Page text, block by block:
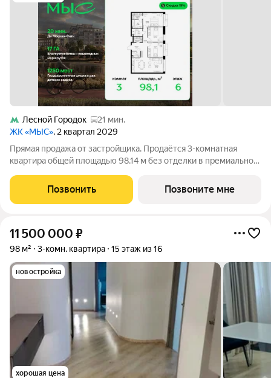
Лесной Городок
21 мин.
ЖК «МЫС», 2 квартал 2029
Прямая продажа от застройщика. Продаётся 3-комнатная
квартира общей площадью 98.14 м без отделки в премиальном
Квартира расположена в корпусе "Алтай". Проект МЫС это,
прежде всего, идеальное место
Позвонить Позвоните мне
11 500 000 ₽
98 м² 3-комн. квартира 15 этаж из 16
новостройка
хорошая цена